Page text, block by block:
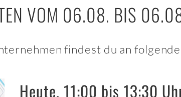
VOM 06.08. BIS
findest du an
Heute, 11:00 bis 13:30